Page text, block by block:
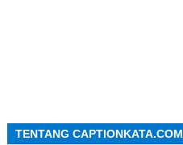
TENTANG CAPTIONKATA.COM